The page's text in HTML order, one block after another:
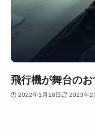
飛行機が舞台の
2022年1月18日 2023年2